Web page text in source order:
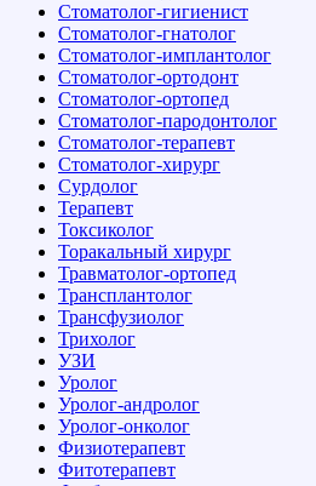
Стоматолог-гигиенист
Стоматолог-гнатолог
Стоматолог-имплантолог
Стоматолог-ортодонт
Стоматолог-ортопед
Стоматолог-пародонтолог
Стоматолог-терапевт
Стоматолог-хирург
Сурдолог
Терапевт
Токсиколог
Торакальный хирург
Травматолог-ортопед
Трансплантолог
Трансфузиолог
Трихолог
УЗИ
Уролог
Уролог-андролог
Уролог-онколог
Физиотерапевт
Фитотерапевт